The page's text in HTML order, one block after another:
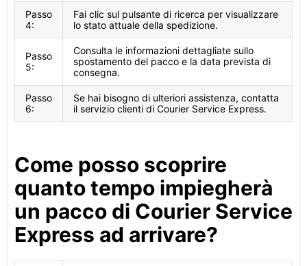
Passo
4:
Fai clic sul pulsante di ricerca per visualizzare
lo stato attuale della spedizione.
Passo
5:
Consulta le informazioni dettagliate sullo
spostamento del pacco e la data prevista di
consegna.
Passo
6:
Se hai bisogno di ulteriori assistenza, contatta
il servizio clienti di Courier Service Express.
Come posso scoprire
quanto tempo impiegherà
un pacco di Courier Service
Express ad arrivare?